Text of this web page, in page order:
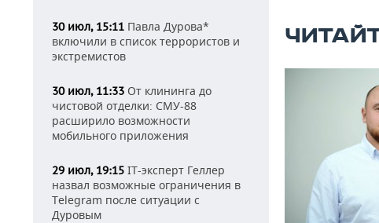
30 июл, 15:11 Павла Дурова*
включили в список террористов и
экстремистов
30 июл, 11:33 От клининга до
чистовой отделки: СМУ-88
расширило возможности
мобильного приложения
29 июл, 19:15 IT-эксперт Геллер
назвал возможные ограничения в
Telegram после ситуации с
Дуровым